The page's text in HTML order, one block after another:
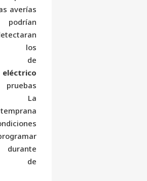
averías
los
de
La
durante
de